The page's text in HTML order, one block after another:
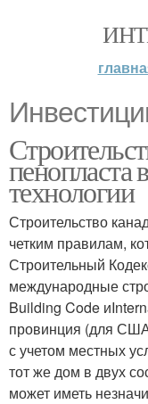
пенопласта
технологии
Строительство
четким правилам,
Строительный
международные
Building Code
провинция (для
с учетом местных
тот же дом в двух
может иметь